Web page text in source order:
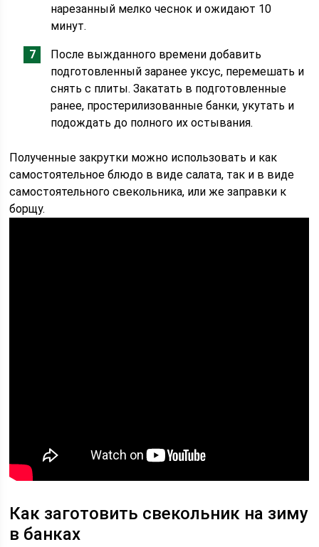
нарезанный мелко чеснок и ожидают 10
минут.
После выжданного времени добавить
подготовленный заранее уксус, перемешать и
снять с плиты. Закатать в подготовленные
ранее, простерилизованные банки, укутать и
подождать до полного их остывания.
Полученные закрутки можно использовать и как
самостоятельное блюдо в виде салата, так и в виде
самостоятельного свекольника, или же заправки к
борщу.
Как заготовить свекольник на зиму
в банках